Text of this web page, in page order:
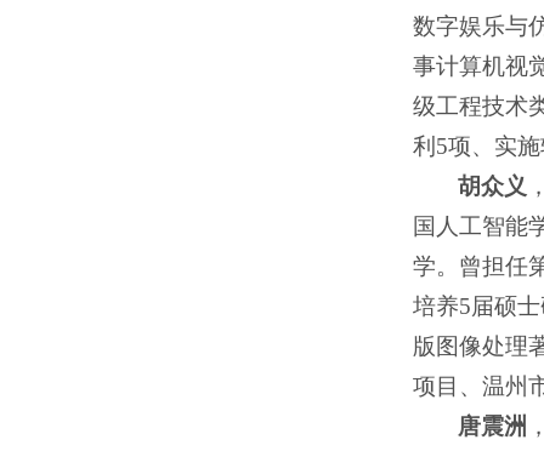
数字娱乐与
事计算机视
级工程技术
利5项、实
胡众义
国人工智能
学。曾担任
培养5届硕
版图像处理
项目、温州
唐震洲